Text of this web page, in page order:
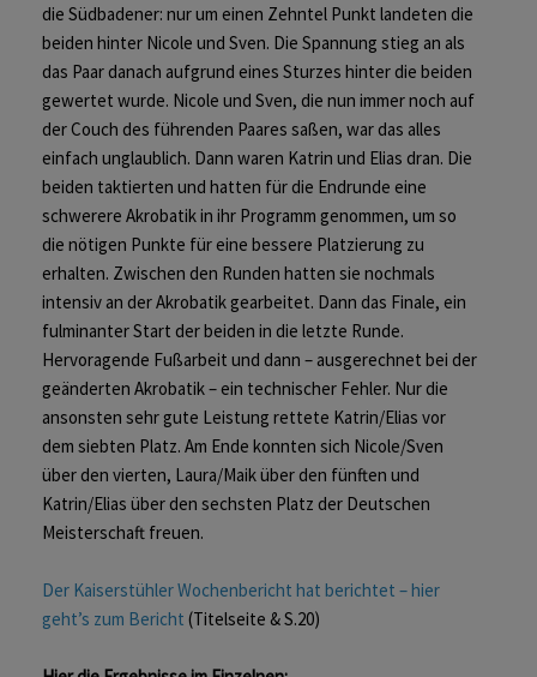
die Südbadener: nur um einen Zehntel Punkt landeten die
beiden hinter Nicole und Sven. Die Spannung stieg an als
das Paar danach aufgrund eines Sturzes hinter die beiden
gewertet wurde. Nicole und Sven, die nun immer noch auf
der Couch des führenden Paares saßen, war das alles
einfach unglaublich. Dann waren Katrin und Elias dran. Die
beiden taktierten und hatten für die Endrunde eine
schwerere Akrobatik in ihr Programm genommen, um so
die nötigen Punkte für eine bessere Platzierung zu
erhalten. Zwischen den Runden hatten sie nochmals
intensiv an der Akrobatik gearbeitet. Dann das Finale, ein
fulminanter Start der beiden in die letzte Runde.
Hervoragende Fußarbeit und dann – ausgerechnet bei der
geänderten Akrobatik – ein technischer Fehler. Nur die
ansonsten sehr gute Leistung rettete Katrin/Elias vor
dem siebten Platz. Am Ende konnten sich Nicole/Sven
über den vierten, Laura/Maik über den fünften und
Katrin/Elias über den sechsten Platz der Deutschen
Meisterschaft freuen.
Der Kaiserstühler Wochenbericht hat berichtet – hier
geht’s zum Bericht (Titelseite & S.20)